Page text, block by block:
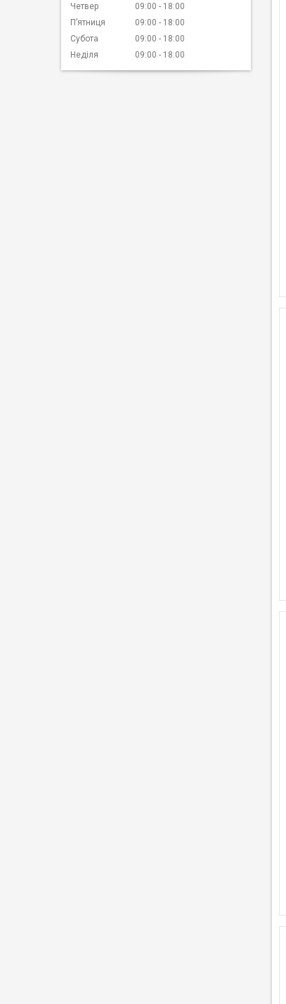
Четвер
09:00
18:00
Пʼятниця
09:00
18:00
Субота
09:00
18:00
Неділя
09:00 18:00